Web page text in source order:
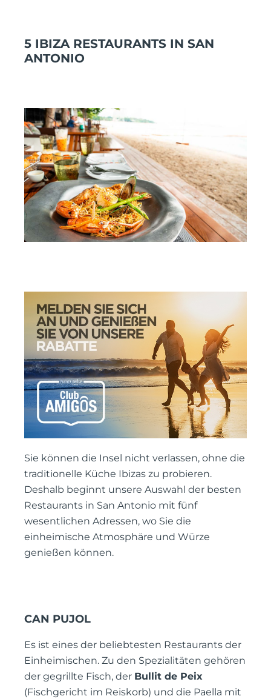
5 IBIZA RESTAURANTS IN SAN
ANTONIO
Sie können die Insel nicht verlassen, ohne die
traditionelle Küche Ibizas zu probieren.
Deshalb beginnt unsere Auswahl der besten
Restaurants in San Antonio mit fünf
wesentlichen Adressen, wo Sie die
einheimische Atmosphäre und Würze
genießen können.
CAN PUJOL
Es ist eines der beliebtesten Restaurants der
Einheimischen. Zu den Spezialitäten gehören
der gegrillte Fisch, der Bullit de Peix
(Fischgericht im Reiskorb) und die Paella mit